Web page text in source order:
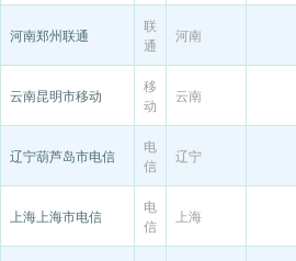
河南郑州联通
联
通
河南
云南昆明市移动
移
动
云南
辽宁葫芦岛市电信
电
信
辽宁
上海上海市电信
电
信
上海